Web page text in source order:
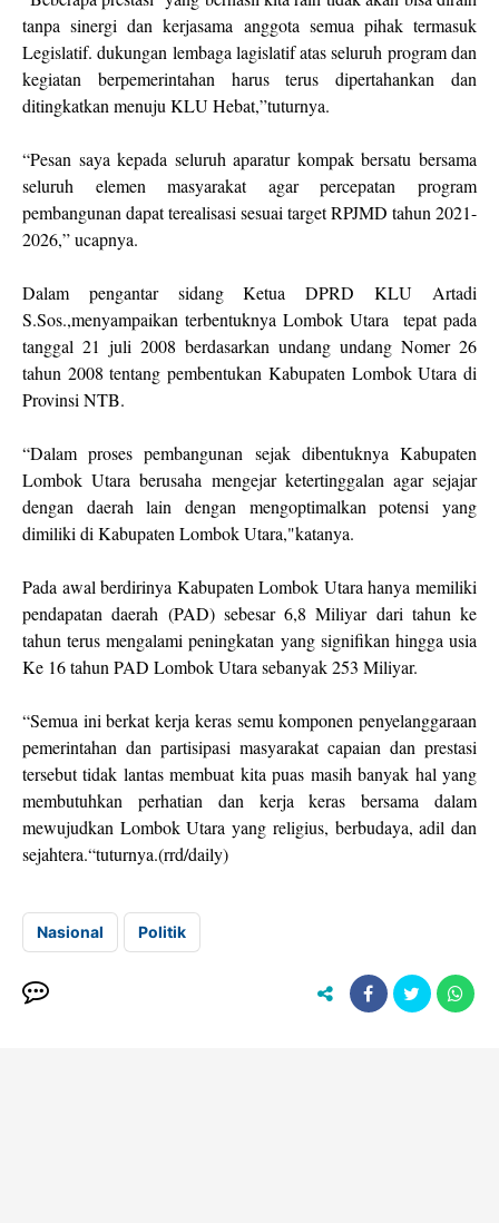
tanpa sinergi dan kerjasama anggota semua pihak termasuk
Legislatif. dukungan lembaga lagislatif atas seluruh program dan
kegiatan berpemerintahan harus terus dipertahankan dan
ditingkatkan menuju KLU Hebat,”tuturnya.
“Pesan saya kepada seluruh aparatur kompak bersatu bersama
seluruh elemen masyarakat agar percepatan program
pembangunan dapat terealisasi sesuai target RPJMD tahun 2021-
2026,” ucapnya.
Dalam pengantar sidang Ketua DPRD KLU Artadi
S.Sos.,menyampaikan terbentuknya Lombok Utara tepat pada
tanggal 21 juli 2008 berdasarkan undang undang Nomer 26
tahun 2008 tentang pembentukan Kabupaten Lombok Utara di
Provinsi NTB.
“Dalam proses pembangunan sejak dibentuknya Kabupaten
Lombok Utara berusaha mengejar ketertinggalan agar sejajar
dengan daerah lain dengan mengoptimalkan potensi yang
dimiliki di Kabupaten Lombok Utara,"katanya.
Pada awal berdirinya Kabupaten Lombok Utara hanya memiliki
pendapatan daerah (PAD) sebesar 6,8 Miliyar dari tahun ke
tahun terus mengalami peningkatan yang signifikan hingga usia
Ke 16 tahun PAD Lombok Utara sebanyak 253 Miliyar.
“Semua ini berkat kerja keras semu komponen penyelanggaraan
pemerintahan dan partisipasi masyarakat capaian dan prestasi
tersebut tidak lantas membuat kita puas masih banyak hal yang
membutuhkan perhatian dan kerja keras bersama dalam
mewujudkan Lombok Utara yang religius, berbudaya, adil dan
sejahtera.“tuturnya.(rrd/daily)
Nasional Politik